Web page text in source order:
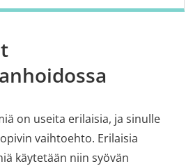
on useita erilaisia, ja sinulle
vaihtoehto. Erilaisia
käytetään niin syövän